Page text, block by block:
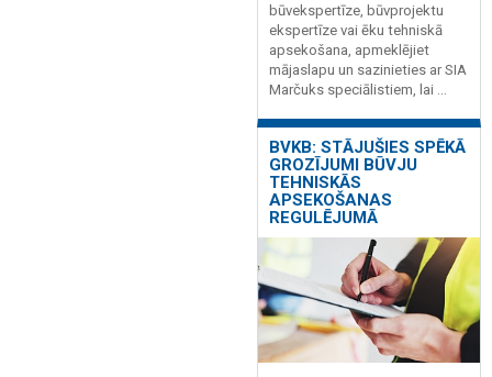
būvekspertīze, būvprojektu
ekspertīze vai ēku tehniskā
apsekošana, apmeklējiet
mājaslapu un sazinieties ar SIA
Marčuks speciālistiem, lai ...
BVKB: STĀJUŠIES SPĒKĀ
GROZĪJUMI BŪVJU
TEHNISKĀS
APSEKOŠANAS
REGULĒJUMĀ